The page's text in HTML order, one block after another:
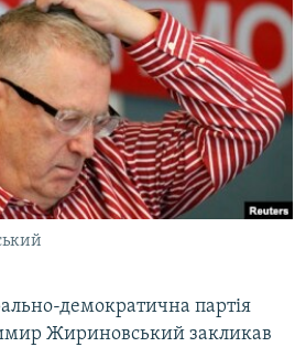
КРИМУ
демократична партія
Жириновський закликав